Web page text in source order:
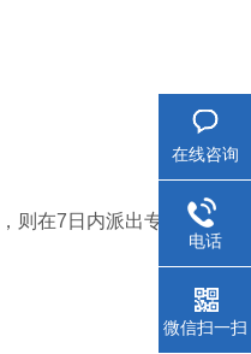
则在7日内派出专
在线咨询
电话
微信扫一扫